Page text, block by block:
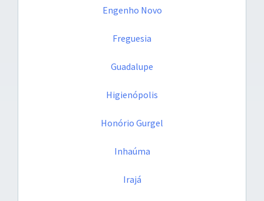
Engenho Novo
Freguesia
Guadalupe
Higienópolis
Honório Gurgel
Inhaúma
Irajá